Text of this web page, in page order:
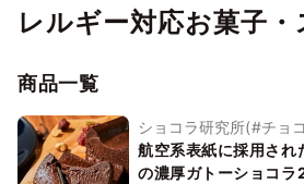
レルギー対応お菓子・
商品一覧
ショコラ研究所(#チョ
航空系表紙に採用され
の濃厚ガトーショコラ